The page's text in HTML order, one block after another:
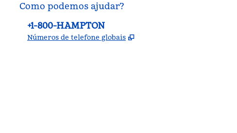
Como podemos ajudar?
Telefone:
+1-800-HAMPTON
Números de telefone globais ,